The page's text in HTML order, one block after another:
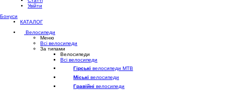
Увійти
Бонуси
КАТАЛОГ
Велосипеди
Меню
Всі велосипеди
За типами
Велосипеди
Всі велосипеди
Гірські велосипеди MTB
Міські велосипеди
Гравійні велосипеди